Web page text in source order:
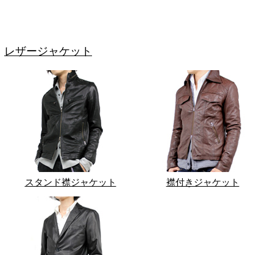
レザージャケット
スタンド襟ジャケット 襟付きジャケット